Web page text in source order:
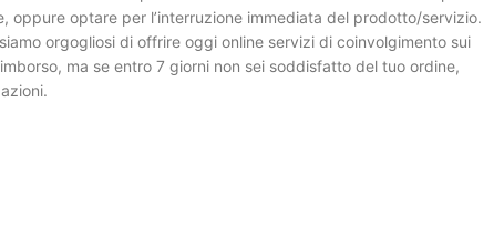
optare per l’interruzione immediata del prodotto/servizio.
orgogliosi di offrire oggi online servizi di coinvolgimento sui
ma se entro 7 giorni non sei soddisfatto del tuo ordine,